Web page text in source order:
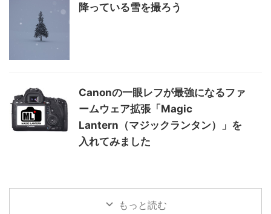
降っている雪を撮ろう
Canonの一眼レフが最強になるファ
ームウェア拡張「Magic
Lantern（マジックランタン）」を
入れてみました
もっと読む